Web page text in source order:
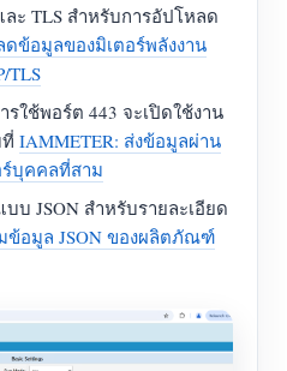
ละ TLS สำหรับการอัปโหลด
ดข้อมูลของมิเตอร์พลังงาน
TLS
รใช้พอร์ต 443 จะเปิดใช้งาน
IAMMETER: ส่งข้อมูลผ่าน
ร์บุคคลที่สาม
บ JSON สำหรับรายละเอียด
ข้อมูล JSON ของผลิตภัณฑ์